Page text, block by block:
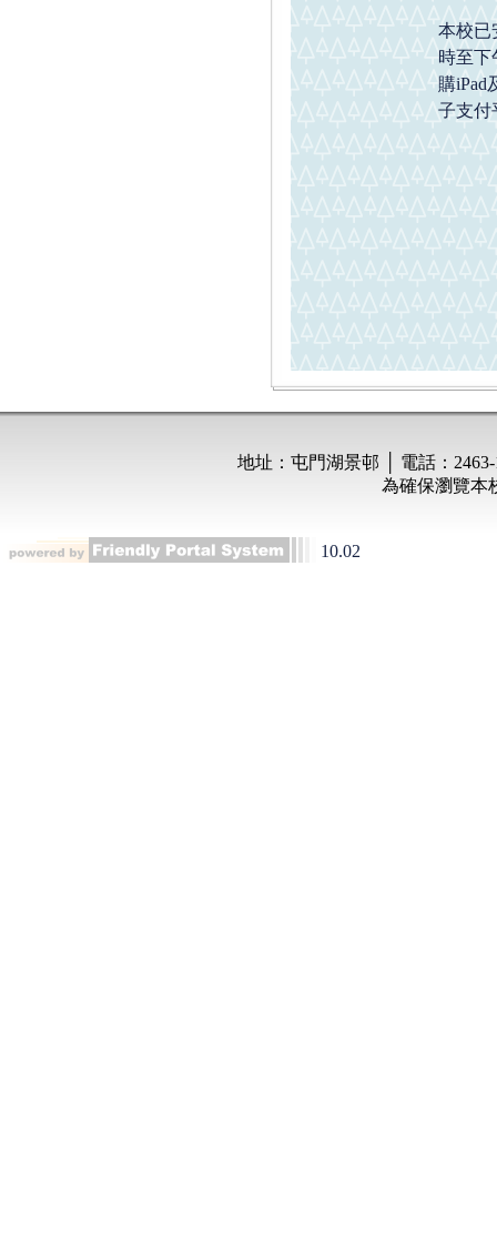
本校已
時至下
購iPad
子支付
10.02